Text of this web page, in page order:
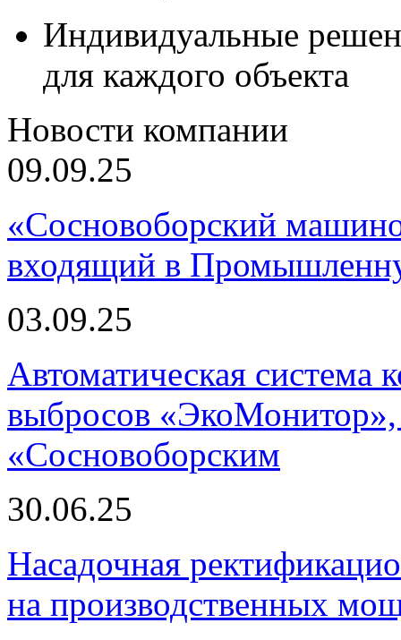
Индивидуальные
для каждого объекта
Новости компании
09.09.25
«Сосновоборский
входящий в
03.09.25
Автоматическая
выбросов «ЭкоМонитор»,
«Сосновоборским
30.06.25
Насадочная
на производственных